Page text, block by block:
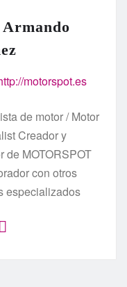
Armando
motorspot.es
de motor / Motor
Creador y
de MOTORSPOT
con otros
especializados